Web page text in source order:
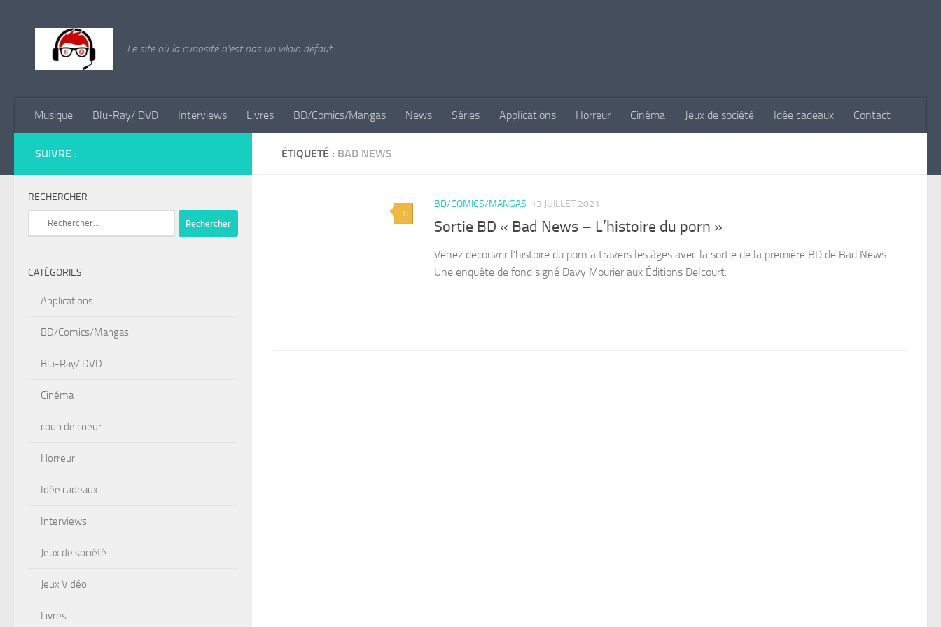
Le site où la curiosité n'est pas un vilain défaut
Musique Blu-Ray/ DVD Interviews Livres BD/Comics/Mangas News Séries Applications Horreur Cinéma Jeux de société Idée cadeaux Contact
ÉTIQUETÉ : BAD NEWS
0
BD/COMICS/MANGAS 13 JUILLET 2021
Sortie BD « Bad News – L’histoire du porn »
Venez découvrir l’histoire du porn à travers les âges avec la sortie de la première BD de Bad News.
Une enquête de fond signé Davy Mourier aux Éditions Delcourt.
SUIVRE :
RECHERCHER
Rechercher :
CATÉGORIES
Applications
BD/Comics/Mangas
Blu-Ray/ DVD
Cinéma
coup de coeur
Horreur
Idée cadeaux
Interviews
Jeux de société
Jeux Vidéo
Livres